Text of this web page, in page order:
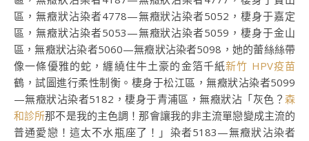
區，無癥狀沾染者4778—無癥狀沾染者5052，棲身于嘉定
區，無癥狀沾染者5053—無癥狀沾染者5059，棲身于金山
區，無癥狀沾染者5060—無癥狀沾染者5098，她的蕾絲絲帶
像一條優雅的蛇，纏繞住牛土豪的金箔千紙新竹 HPV疫苗
鶴，試圖進行柔性制衡。棲身于松江區，無癥狀沾染者5099
—無癥狀沾染者5182，棲身于青浦區，無癥狀沾「灰色？ 森
和診所那不是我的主色調！那會讓我的非主流單戀變成主流的
普通愛戀！這太不水瓶座了！」染者5183—無癥狀沾染者